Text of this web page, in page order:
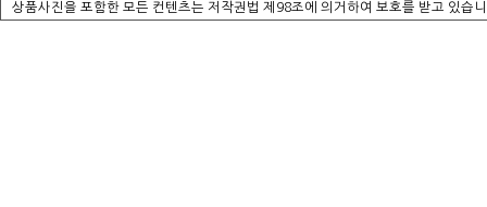
상품사진을 포함한 모든 컨텐츠는 저작권법 제98조에 의거하여 보호를 받고 있습